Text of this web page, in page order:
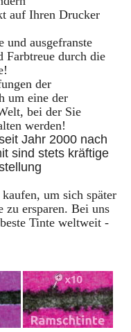
auf Ihren Drucker
und ausgefranste
Farbtreue durch die
der
um eine der
bei der Sie
werden!
Jahr 2000 nach
sind stets kräftige
um sich später
zu ersparen. Bei uns
Tinte weltweit -